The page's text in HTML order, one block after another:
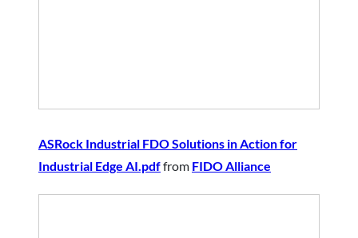
ASRock Industrial FDO Solutions in Action for
Industrial Edge AI.pdffrom FIDO Alliance